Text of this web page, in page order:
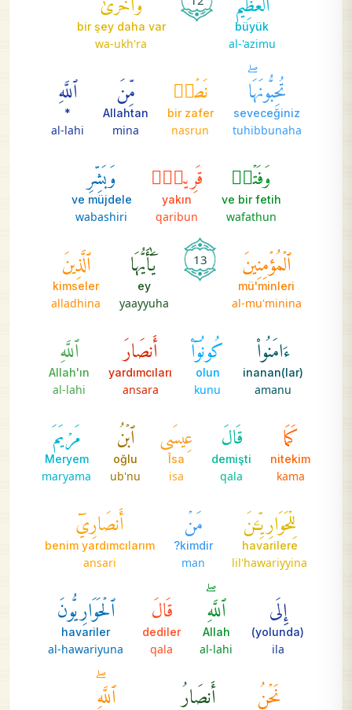
büyük
al-'azimu
bir şey daha var
wa-ukh'ra
تُحِبُّونَهَاۖ
seveceğiniz
tuhibbunaha
نَصۡرٞ
bir zafer
nasrun
مِّنَ
Allahtan
mina
ٱللَّهِ
*
al-lahi
وَفَتۡحٞ
ve bir fetih
wafathun
قَرِيبٞۗ
yakın
qaribun
وَبَشِّرِ
ve müjdele
wabashiri
ٱلۡمُؤۡمِنِينَ
mü'minleri
al-mu'minina
13 يَٰٓأَيُّهَا
ey
yaayyuha
ٱلَّذِينَ
kimseler
alladhina
ءَامَنُواْ
inanan(lar)
amanu
كُونُوٓاْ
olun
kunu
أَنصَارَ
yardımcıları
ansara
ٱللَّهِ
Allah'ın
al-lahi
كَمَا
nitekim
kama
قَالَ
demişti
qala
عِيسَى
Îsa
isa
ٱبۡنُ
oğlu
ub'nu
مَرۡيَمَ
Meryem
maryama
لِلۡحَوَارِيِّـۧنَ
havarilere
lil'hawariyyina
مَنۡ
kimdir?
man
أَنصَارِيٓ
benim yardımcılarım
ansari
إِلَى
(yolunda)
ila
ٱللَّهِۖ
Allah
al-lahi
قَالَ
dediler
qala
ٱلۡحَوَارِيُّونَ
havariler
al-hawariyuna
نَحۡنُ أَنصَارُ ٱللَّهِۖ